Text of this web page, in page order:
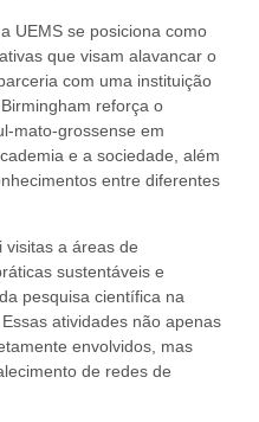
UEMS se posiciona como
que visam alavancar o
com uma instituição
reforça o
mato-grossense em
e a sociedade, além
entre diferentes
visitas a áreas de
sustentáveis e
pesquisa científica na
atividades não apenas
envolvidos, mas
de redes de